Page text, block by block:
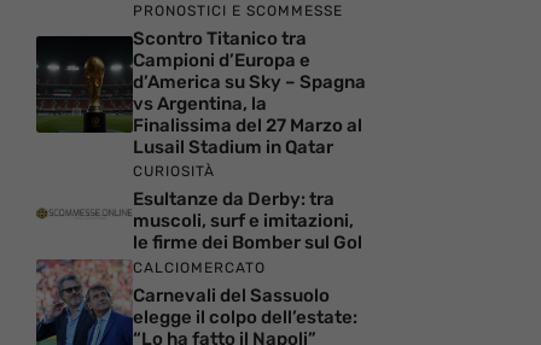
PRONOSTICI E SCOMMESSE
Scontro Titanico tra
Campioni d’Europa e
d’America su Sky – Spagna
vs Argentina, la
Finalissima del 27 Marzo al
Lusail Stadium in Qatar
CURIOSITÀ
Esultanze da Derby: tra
muscoli, surf e imitazioni,
le firme dei Bomber sul Gol
CALCIOMERCATO
Carnevali del Sassuolo
elegge il colpo dell’estate:
“Lo ha fatto il Napoli”